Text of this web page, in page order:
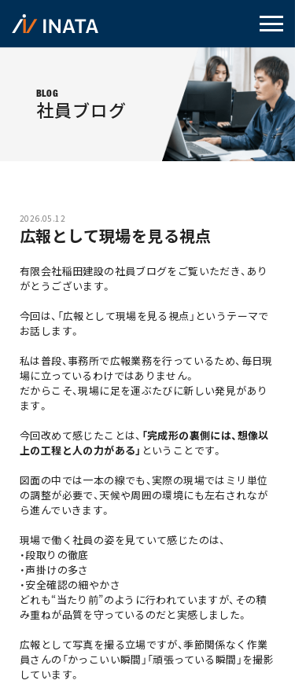
BLOG
社員ブログ
2026.05.12
広報として現場を見る視点
有限会社稲田建設の社員ブログをご覧いただき、あり
がとうございます。
今回は、「広報として現場を見る視点」というテーマで
お話します。
私は普段、事務所で広報業務を行っているため、毎日現
場に立っているわけではありません。
だからこそ、現場に足を運ぶたびに新しい発見があり
ます。
今回改めて感じたことは、 「完成形の裏側には、想像以
上の工程と人の力がある」 ということです。
図面の中では一本の線でも、実際の現場ではミリ単位
の調整が必要で、天候や周囲の環境にも左右されなが
ら進んでいきます。
現場で働く社員の姿を見ていて感じたのは、
・段取りの徹底
・声掛けの多さ
・安全確認の細やかさ
どれも“当たり前”のように行われていますが、その積
み重ねが品質を守っているのだと実感しました。
広報として写真を撮る立場ですが、季節関係なく作業
員さんの「かっこいい瞬間」「頑張っている瞬間」を撮影
しています。